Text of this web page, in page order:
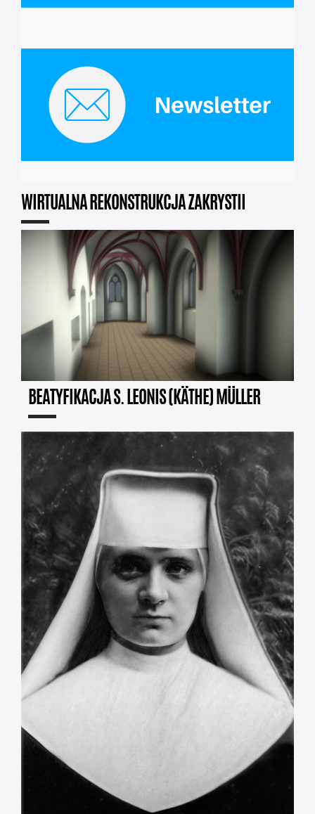
WIRTUALNA REKONSTRUKCJA ZAKRYSTII
BEATYFIKACJA S. LEONIS (KÄTHE) MÜLLER